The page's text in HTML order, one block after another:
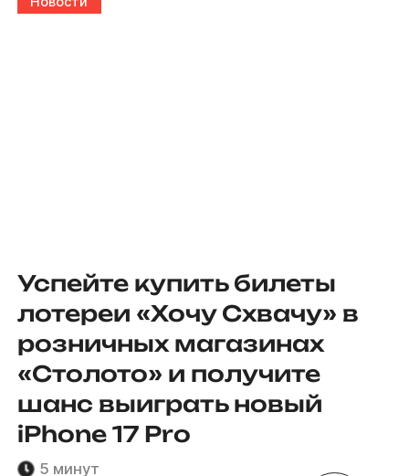
Успейте купить билеты
лотереи «Хочу Схвачу» в
розничных магазинах
«Столото» и получите
шанс выиграть новый
iPhone 17 Pro
5 минут